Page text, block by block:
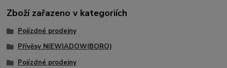
Zboží zařazeno v kategoriích
Pojízdné prodejny
Přívěsy NIEWIADOW(BORO)
Pojízdné prodejny